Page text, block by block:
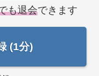
も退会できます
(1分)